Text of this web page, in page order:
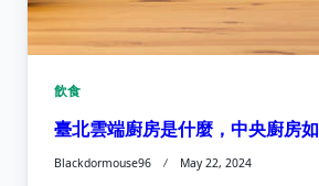
飲食
臺北雲端廚房是什麼，中央廚房
Blackdormouse96 May 22, 2024